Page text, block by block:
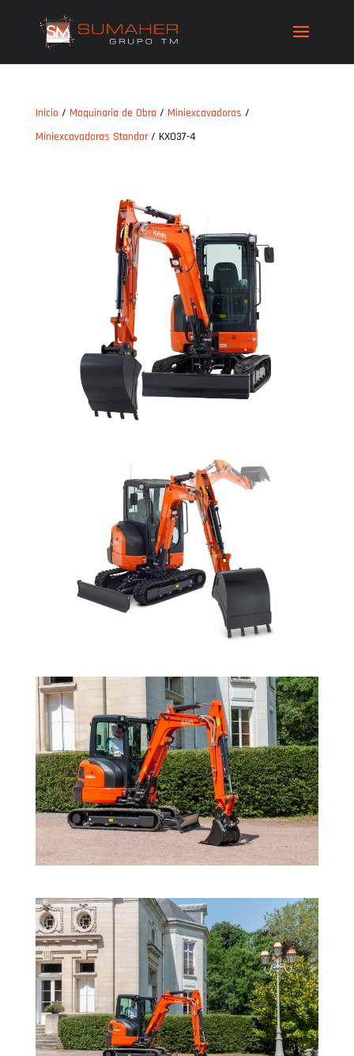
Inicio / Maquinaria de Obra / Miniexcavadoras /
Miniexcavadoras Standar/ KX037-4